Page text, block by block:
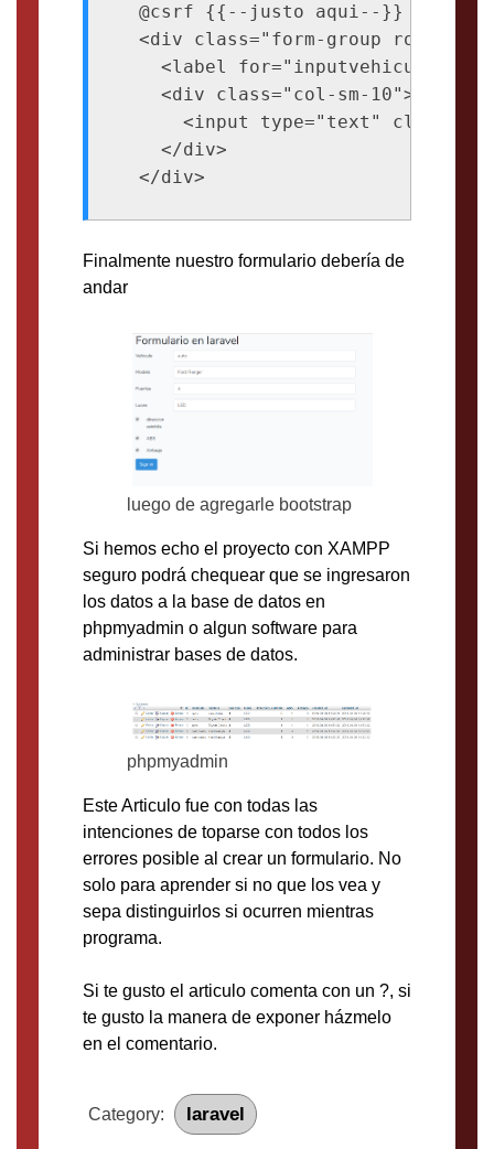
  @csrf {{--justo aqui--}}
  <div class="form-group row">
<label for="inputvehiculo"
    <div class="col-sm-10">
<input type="text"
    </div>
Finalmente nuestro formulario debería de
andar
luego de agregarle bootstrap
Si hemos echo el proyecto con XAMPP
seguro podrá chequear que se ingresaron
los datos a la base de datos en
phpmyadmin o algun software para
administrar bases de datos.
phpmyadmin
Este Articulo fue con todas las
intenciones de toparse con todos los
errores posible al crear un formulario. No
solo para aprender si no que los vea y
sepa distinguirlos si ocurren mientras
programa.
Si te gusto el articulo comenta con un ?, si
te gusto la manera de exponer házmelo
en el comentario.
Category: laravel